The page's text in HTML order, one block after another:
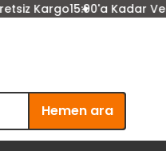
15:00'a Kadar Verilen
Hemen ara